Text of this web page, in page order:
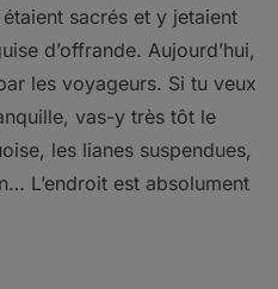
sacrés et y jetaient
d’offrande. Aujourd’hui,
les voyageurs. Si tu veux
vas-y très tôt le
les lianes suspendues,
L’endroit est absolument